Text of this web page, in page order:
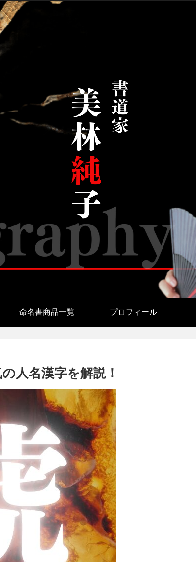
命名書商品一覧 プロフィール
人名漢字を解説！